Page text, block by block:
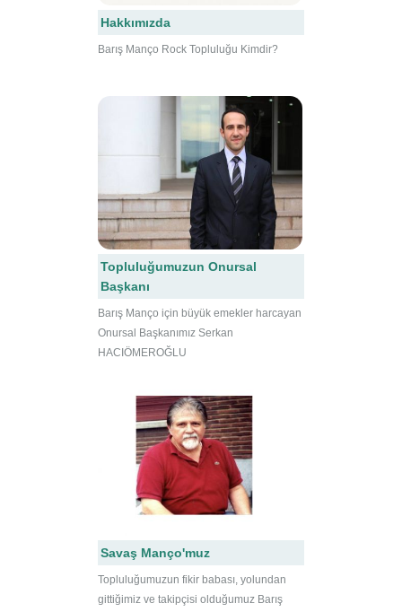
Hakkımızda
Barış Manço Rock Topluluğu Kimdir?
Topluluğumuzun Onursal
Başkanı
Barış Manço için büyük emekler harcayan
Onursal Başkanımız Serkan
HACIÖMEROĞLU
Savaş Manço'muz
Topluluğumuzun fikir babası, yolundan
gittiğimiz ve takipçisi olduğumuz Barış